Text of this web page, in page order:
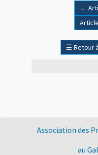
Association des
au
←
☰ Retour